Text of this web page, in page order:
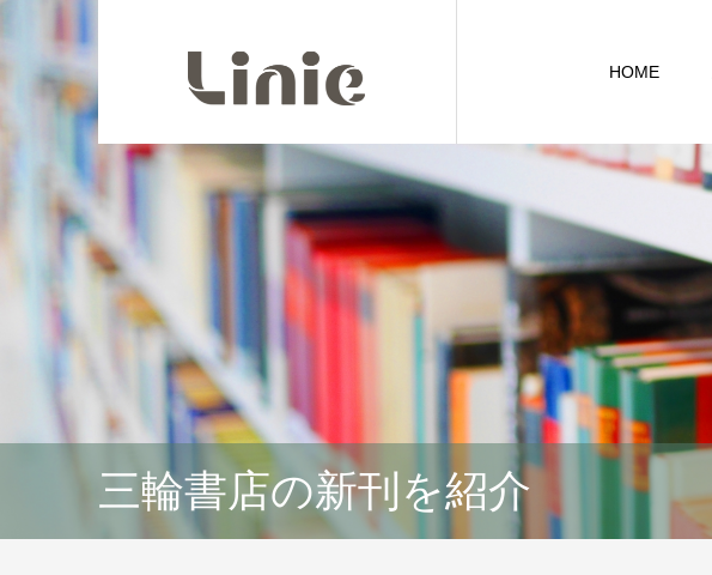
HOME
三輪書店の新刊を紹介